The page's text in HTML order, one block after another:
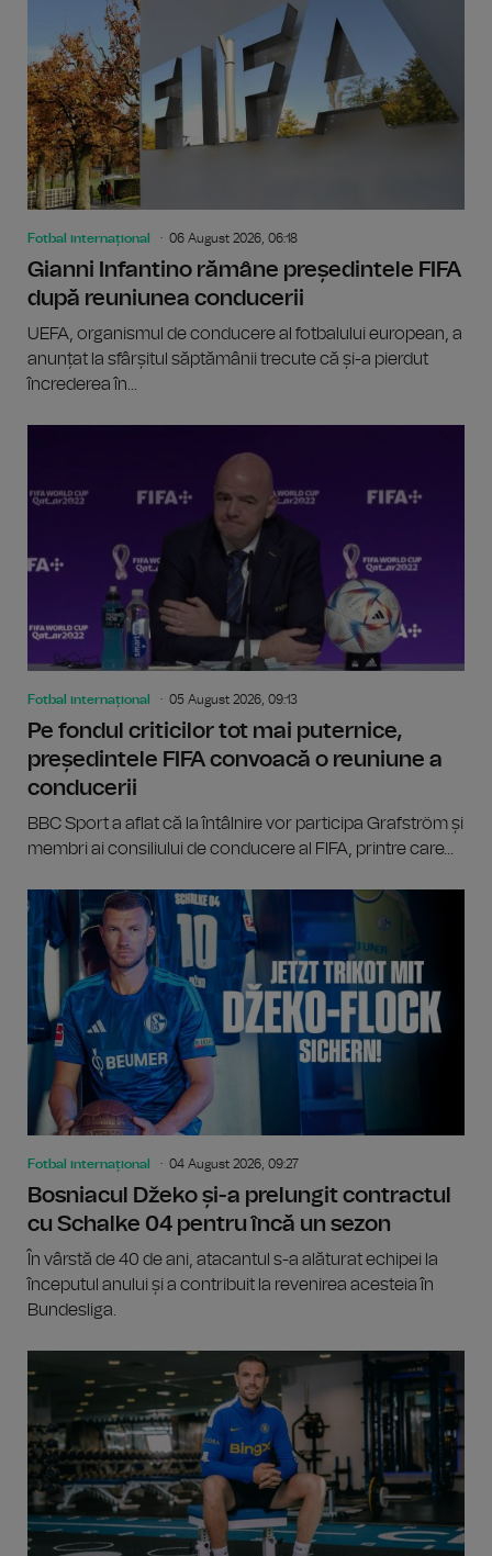
Fotbal internațional 06 August 2026, 06:18
Gianni Infantino rămâne președintele FIFA
după reuniunea conducerii
UEFA, organismul de conducere al fotbalului european, a
anunțat la sfârșitul săptămânii trecute că și-a pierdut
încrederea în...
Fotbal internațional 05 August 2026, 09:13
Pe fondul criticilor tot mai puternice,
președintele FIFA convoacă o reuniune a
conducerii
BBC Sport a aflat că la întâlnire vor participa Grafström și
membri ai consiliului de conducere al FIFA, printre care...
Fotbal internațional 04 August 2026, 09:27
Bosniacul Džeko și-a prelungit contractul
cu Schalke 04 pentru încă un sezon
În vârstă de 40 de ani, atacantul s-a alăturat echipei la
începutul anului și a contribuit la revenirea acesteia în
Bundesliga.